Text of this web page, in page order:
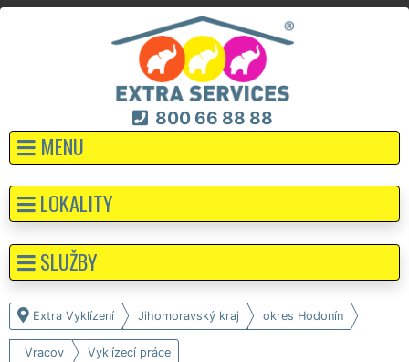
800 66 88 88
MENU
Extra Vyklízení Jihomoravský kraj okres Hodonín
Vracov Vyklízecí práce
LOKALITY
SLUŽBY